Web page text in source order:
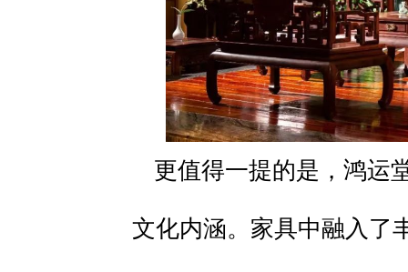
更值得一提的是，鸿运
文化内涵。家具中融入了